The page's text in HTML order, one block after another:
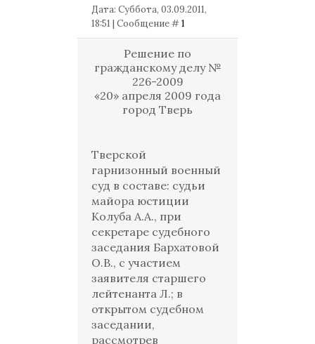
Дата: Суббота, 03.09.2011,
18:51 | Сообщение #1
Решение по
гражданскому делу №
226-2009
«20» апреля 2009 года
город Тверь
Тверской
гарнизонный военный
суд в составе: судьи
майора юстиции
Колуба А.А., при
секретаре судебного
заседания Бархатовой
О.В., с участием
заявителя старшего
лейтенанта Л.; в
открытом судебном
заседании,
рассмотрев